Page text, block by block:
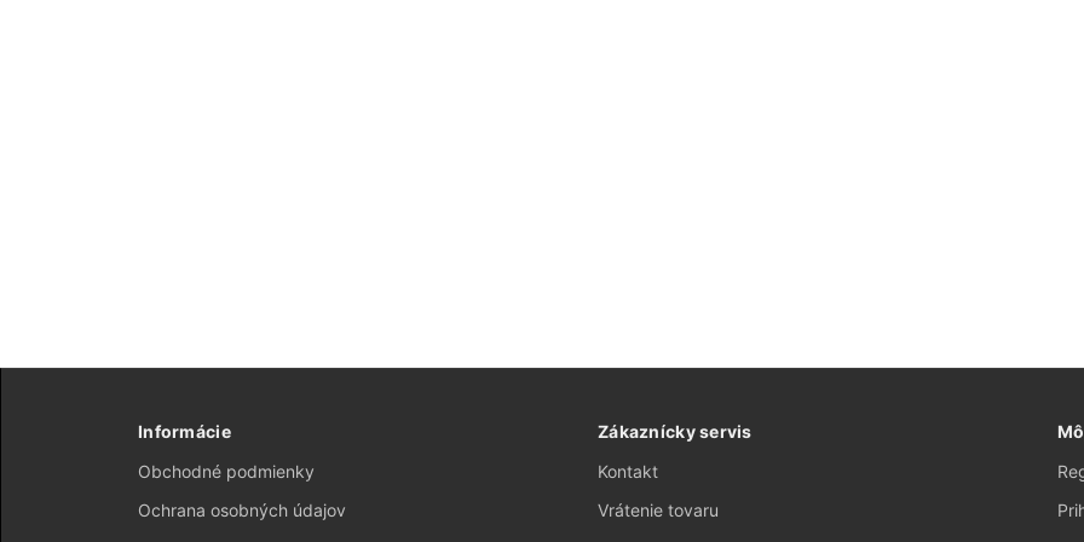
Informácie
Obchodné podmienky
Ochrana osobných údajov
Zákaznícky servis
Kontakt
Vrátenie tovaru